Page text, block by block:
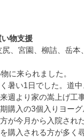
物支援
、宮園、柳詰、岳
に来られました。
暑い1日でした。道中
週より家の嵩上げ工
購入の3個入りヨー
が今月から入院され
購入される方が多く